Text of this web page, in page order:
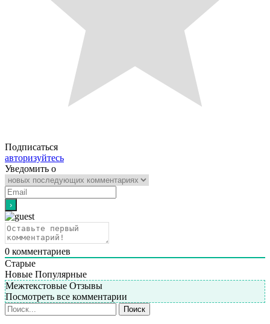
Подписаться
авторизуйтесь
Уведомить о
0 комментариев
Старые
Новые Популярные
Межтекстовые Отзывы
Посмотреть все комментарии